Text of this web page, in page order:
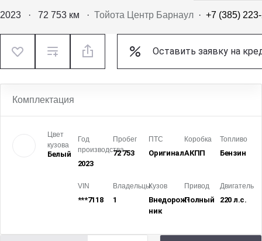
2023 · 72 753 км · Тойота Центр Барнаул · +7 (385)
Оставить заявку на
Комплектация
Цвет
кузова
Белый
Год
производства
2023
Пробег
72 753
ПТС
Оригинал
Коробка
АКПП
Топливо
Бензин
VIN
***7118
Владельцы
1
Кузов
Внедорож­
ник
Привод
Полный
Двигатель
220 л.с.